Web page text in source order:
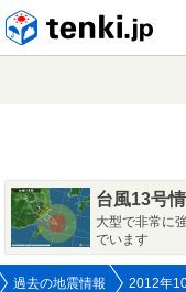
台風13号
大型で非常に
でいます
過去の地震情報 2012年